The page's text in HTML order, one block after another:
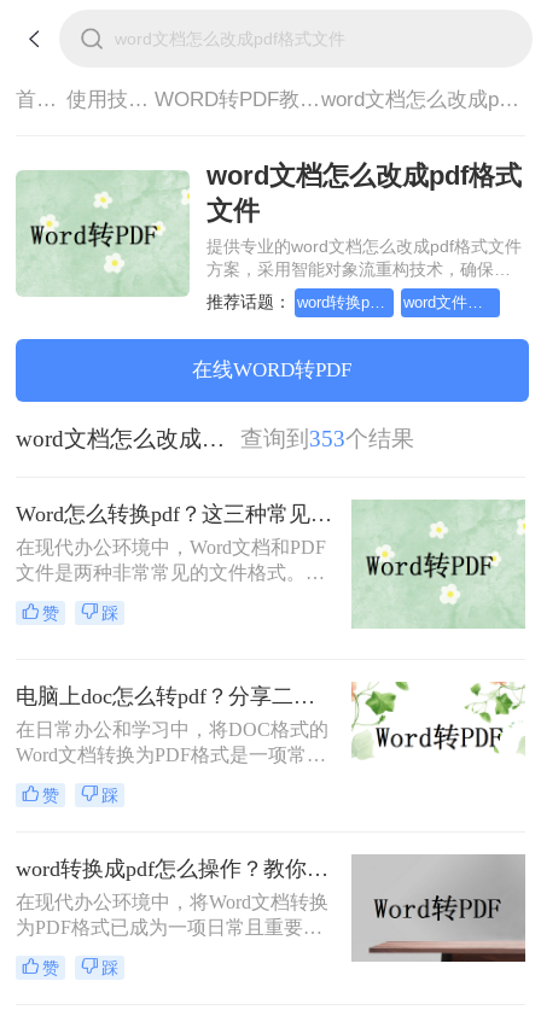
首页> 使用技巧> WORD转PDF教程> word文档怎么改成pdf格式文件
word文档怎么改成pdf格式
文件
提供专业的word文档怎么改成pdf格式文件
方案，采用智能对象流重构技术，确保文
档1:1高保真还原且排版不乱码。支持一键
批量处理，全链路 SSL 加密保障隐私安
全。助您快速实现word文档怎么改成pdf格
式文件，无需安装，高效办公。
推荐话题： word转换pdf方法
在线WORD转PDF
word文档怎么改成pdf格式文件 查询到 353个结果
Word怎么转换pdf？这三种常见转换方法尝试下！
在现代办公环境中，Word文档和PDF
文件是两种非常常见的文件格式。
Word文档因其编辑灵活而广受欢迎，
而PDF文件则因为其跨平台的兼容性
见需求。那么Word怎么转换pdf呢？
本文将介绍三种常用的Word转PDF的
方法。
赞 踩
电脑上doc怎么转pdf？分享二个高效转换方法！
在日常办公和学习中，将DOC格式的
Word文档转换为PDF格式是一项常见
的需求。PDF格式因其跨平台兼容
性、格式稳定性和安全性而备受青
文将介绍两种将DOC转换为PDF的方
法。
赞 踩
word转换成pdf怎么操作？教你五种转换方法！
在现代办公环境中，将Word文档转换
为PDF格式已成为一项日常且重要的
操作。PDF格式不仅具有高度的兼容
性和稳定性，能够确保文档在不同设
赞 踩